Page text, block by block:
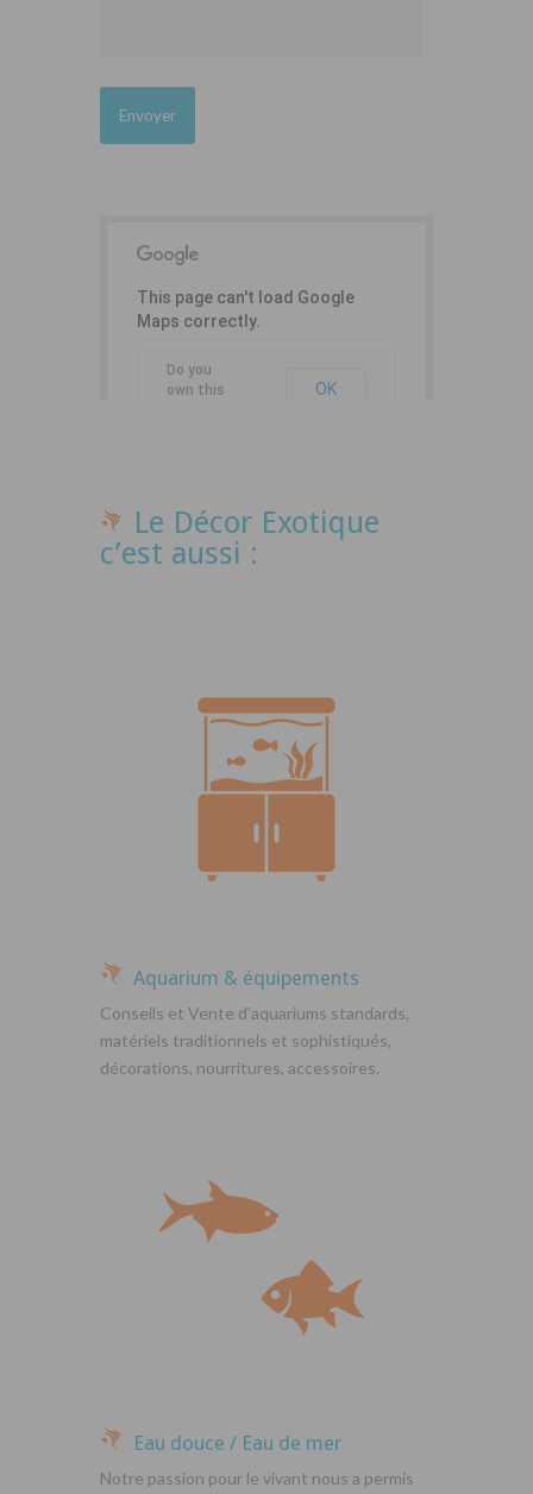
This page can't load Google
Maps correctly.
Do you
own this
OK
Le Décor Exotique
c’est aussi :
Aquarium & équipements
Conseils et Vente d’aquariums standards,
matériels traditionnels et sophistiqués,
décorations, nourritures, accessoires.
Eau douce / Eau de mer
Notre passion pour le vivant nous a permis